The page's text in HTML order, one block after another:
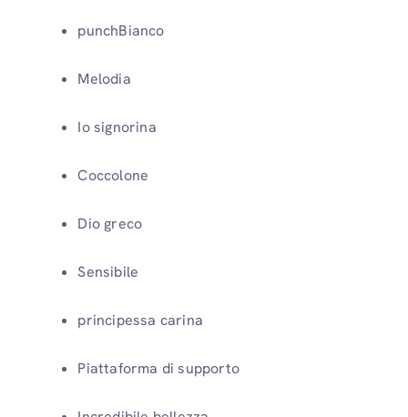
punchBianco
Melodia
Io signorina
Coccolone
Dio greco
Sensibile
principessa carina
Piattaforma di supporto